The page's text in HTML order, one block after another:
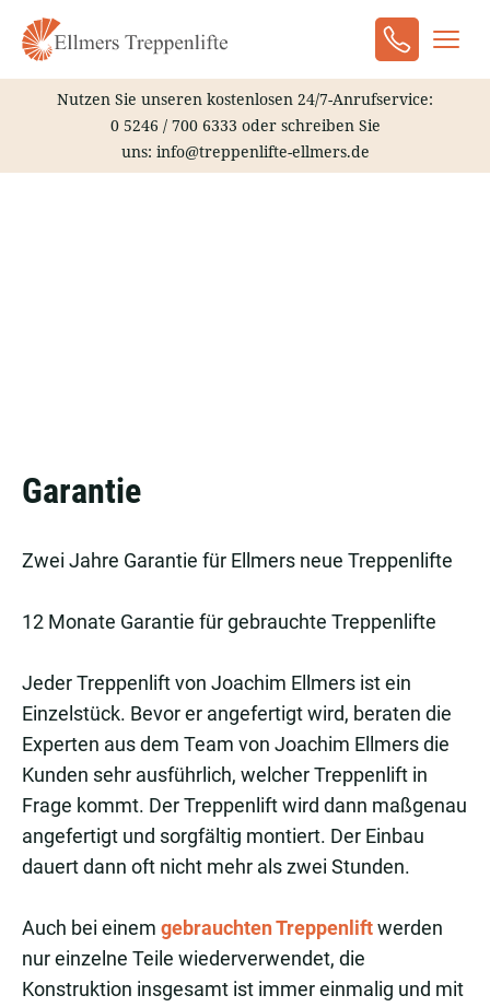
Inhalt
springen
Nutzen Sie unseren kostenlosen 24/7-Anrufservice:
0 5246 / 700 6333 oder schreiben Sie
uns: info@treppenlifte-ellmers.de
Garantie
Zwei Jahre Garantie für Ellmers neue Treppenlifte
12 Monate Garantie für gebrauchte Treppenlifte
Jeder Treppenlift von Joachim Ellmers ist ein
Einzelstück. Bevor er angefertigt wird, beraten die
Experten aus dem Team von Joachim Ellmers die
Kunden sehr ausführlich, welcher Treppenlift in
Frage kommt. Der Treppenlift wird dann maßgenau
angefertigt und sorgfältig montiert. Der Einbau
dauert dann oft nicht mehr als zwei Stunden.
Auch bei einem gebrauchten Treppenliftwerden
nur einzelne Teile wiederverwendet, die
Konstruktion insgesamt ist immer einmalig und mit